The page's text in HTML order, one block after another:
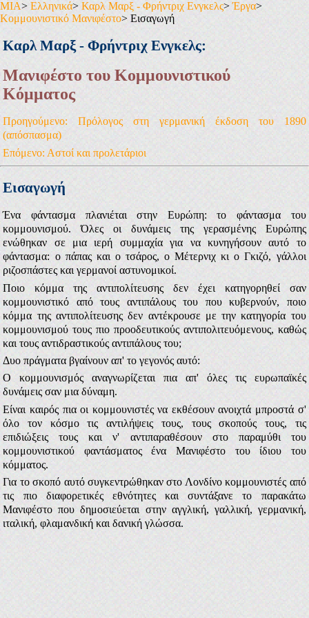
MIA> Ελληνικά> Καρλ Μαρξ - Φρήντριχ Ενγκελς>Έργα>
Κομμουνιστικό Μανιφέστο> Εισαγωγή
Καρλ Μαρξ - Φρήντριχ Ενγκελς:
Μανιφέστο του Κομμουνιστικού
Κόμματος
Προηγούμενο: Πρόλογος στη γερμανική έκδοση του 1890
(απόσπασμα)
Επόμενο: Αστοί και προλετάριοι
Εισαγωγή
Ένα φάντασμα πλανιέται στην Ευρώπη: το φάντασμα του
κομμουνισμού. Όλες οι δυνάμεις της γερασμένης Ευρώπης
ενώθηκαν σε μια ιερή συμμαχία για να κυνηγήσουν αυτό το
φάντασμα: ο πάπας και ο τσάρος, ο Μέτερνιχ κι ο Γκιζό, γάλλοι
ριζοσπάστες και γερμανοί αστυνομικοί.
Ποιο κόμμα της αντιπολίτευσης δεν έχει κατηγορηθεί σαν
κομμουνιστικό από τους αντιπάλους του που κυβερνούν, ποιο
κόμμα της αντιπολίτευσης δεν αντέκρουσε με την κατηγορία του
κομμουνισμού τους πιο προοδευτικούς αντιπολιτευόμενους, καθώς
και τους αντιδραστικούς αντιπάλους του;
Δυο πράγματα βγαίνουν απ' το γεγονός αυτό:
Ο κομμουνισμός αναγνωρίζεται πια απ' όλες τις ευρωπαϊκές
δυνάμεις σαν μια δύναμη.
Είναι καιρός πια οι κομμουνιστές να εκθέσουν ανοιχτά μπροστά σ'
όλο τον κόσμο τις αντιλήψεις τους, τους σκοπούς τους, τις
επιδιώξεις τους και ν' αντιπαραθέσουν στο παραμύθι του
κομμουνιστικού φαντάσματος ένα Μανιφέστο του ίδιου του
κόμματος.
Για το σκοπό αυτό συγκεντρώθηκαν στο Λονδίνο κομμουνιστές από
τις πιο διαφορετικές εθνότητες και συντάξανε το παρακάτω
Μανιφέστο που δημοσιεύεται στην αγγλική, γαλλική, γερμανική,
ιταλική, φλαμανδική και δανική γλώσσα.